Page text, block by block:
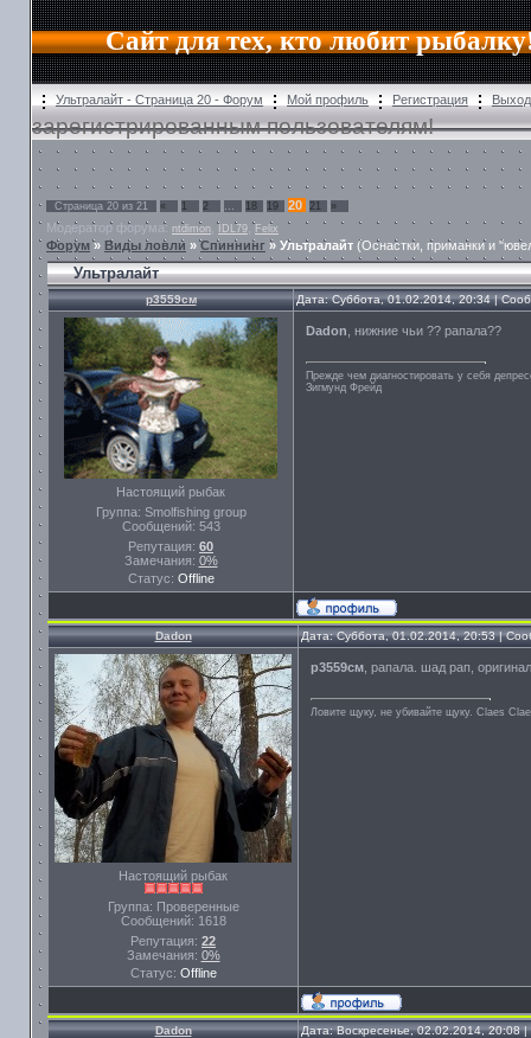
Сайт для тех, кто любит
Ультралайт - Страница 20 - Форум Мой профиль Регистрация Выход
зарегистрированным пользователям!
Страница 20 из 21 « 1 2 … 18 19 20 21 »
Модератор форума: ntdimon , IDL79 , Felix
Форум» Виды ловли »Спиннинг » Ультралайт (Оснастки, приманки и
Ультралайт
р3559см Дата: Суббота, 01.02.2014, 20:34 |
Настоящий рыбак
Группа: Smolfishing group
Сообщений: 543
Репутация: 60
Замечания: 0%
Статус: Offline
Dadon , нижние чьи ?? рапала??
Прежде чем диагностировать у себя
Зигмунд Фрейд
Dadon Дата: Суббота, 01.02.2014, 20:53 |
Настоящий рыбак
Группа: Проверенные
Сообщений: 1618
Репутация: 22
Замечания: 0%
Статус: Offline
р3559см , рапала. шад рап,
Ловите щуку, не убивайте щуку. Сlaes
Dadon Дата: Воскресенье, 02.02.2014, 20:08